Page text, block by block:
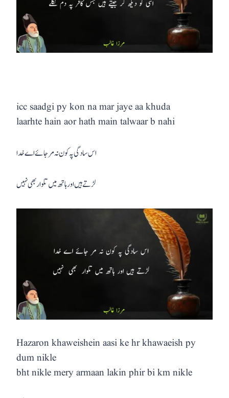
icc saadgi py kon na mar jaye aa khuda
laarhte hain aor hath main talwaar b nahi
اس سادگی پہ کون نہ مر جائے اے خدا
لڑتے ہیں اور ہاتھ میں تلوار بھی نہیں
Hazaron khaweishein aasi ke hr khawaeish py
dum nikle
bht nikle mery armaan lakin phir bi km nikle